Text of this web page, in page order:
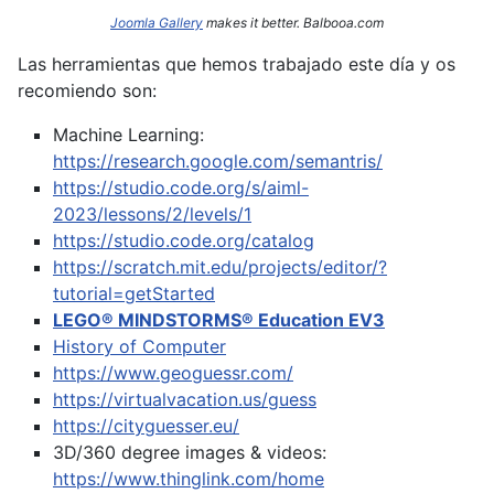
Joomla Gallery makes it better. Balbooa.com
Las herramientas que hemos trabajado este día y os
recomiendo son:
Machine Learning:
https://research.google.com/semantris/
https://studio.code.org/s/aiml-
2023/lessons/2/levels/1
https://studio.code.org/catalog
https://scratch.mit.edu/projects/editor/?
tutorial=getStarted
LEGO® MINDSTORMS® Education EV3
History of Computer
https://www.geoguessr.com/
https://virtualvacation.us/guess
https://cityguesser.eu/
3D/360 degree images & videos:
https://www.thinglink.com/home